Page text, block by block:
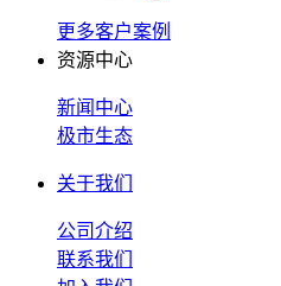
更多客户案例
资源中心
新闻中心
极市生态
关于我们
公司介绍
联系我们